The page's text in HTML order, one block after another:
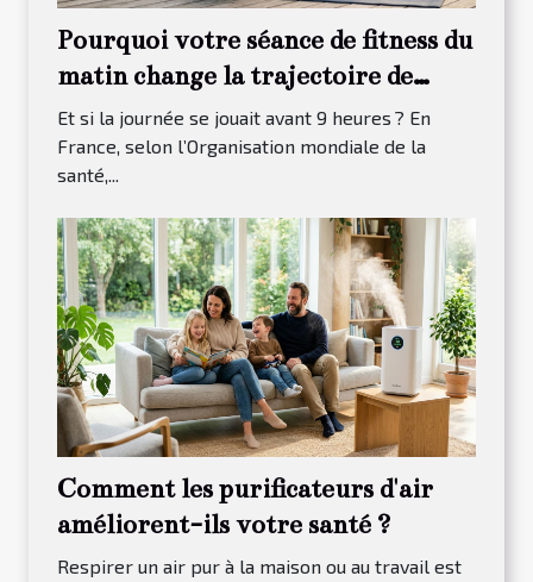
Pourquoi votre séance de fitness du
matin change la trajectoire de
votre journée
Et si la journée se jouait avant 9 heures ? En
France, selon l’Organisation mondiale de la
santé,...
Comment les purificateurs d'air
améliorent-ils votre santé ?
Respirer un air pur à la maison ou au travail est